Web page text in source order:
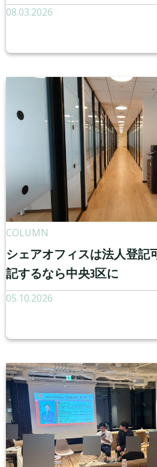
08.03.2026
COLUMN
シェアオフィスは法人登記
記するなら中央3区に
05.10.2026